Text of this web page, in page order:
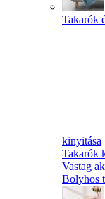
Takarók
kinyitása
Takarók
Vastag
Bolyhos